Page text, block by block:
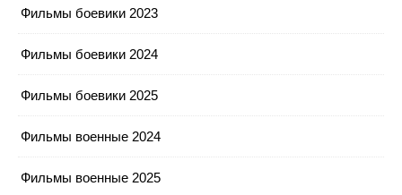
Фильмы боевики 2023
Фильмы боевики 2024
Фильмы боевики 2025
Фильмы военные 2024
Фильмы военные 2025